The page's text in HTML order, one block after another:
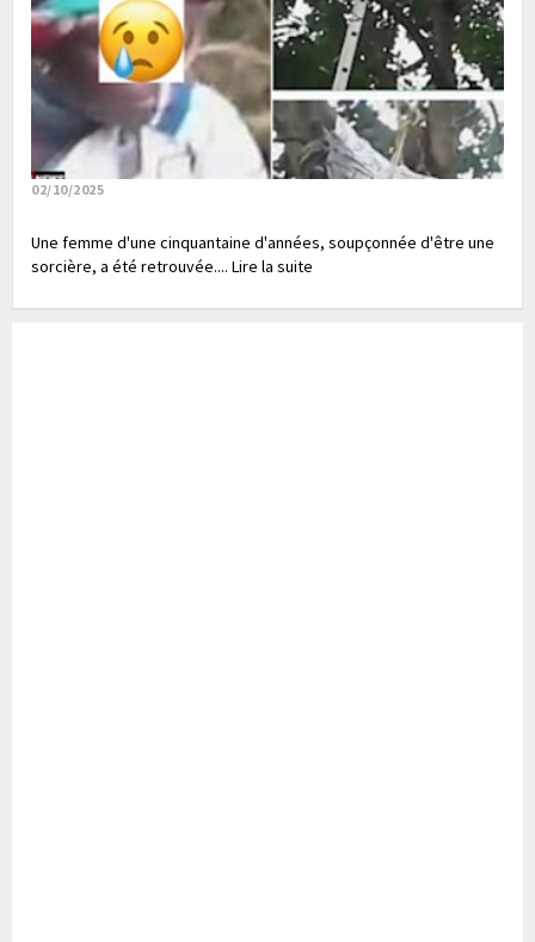
02/10/2025
Une femme d'une cinquantaine d'années, soupçonnée d'être une
sorcière, a été retrouvée.... Lire la suite